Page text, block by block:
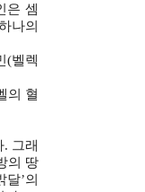
은 셈
나의
(벨렉
의 혈
그래
의 땅
’의